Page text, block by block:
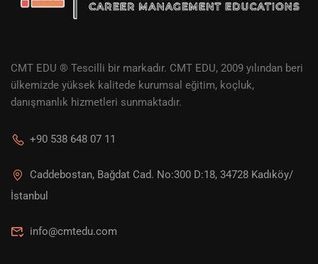
CMT EDU ® Tescilli bir markadır. CMT EDU, 2009 yılından beri
ülkemizde yüksek kalitede kurumsal eğitim, koçluk,
danışmanlık hizmetleri sunmaktadır.
+90 538 648 07 11
Caddebostan, Bağdat Cad. No:300 D:18, 34728 Kadıköy/
İstanbul
info@cmtedu.com